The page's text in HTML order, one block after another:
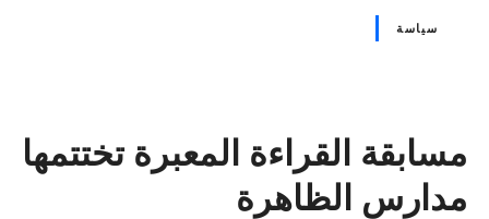
سياسة
مسابقة القراءة المعبرة تختتمها
مدارس الظاهرة